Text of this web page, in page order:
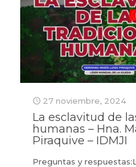
27 noviembre, 2024
La esclavitud de
humanas – Hna.
Piraquive – IDMJI
Preguntas y